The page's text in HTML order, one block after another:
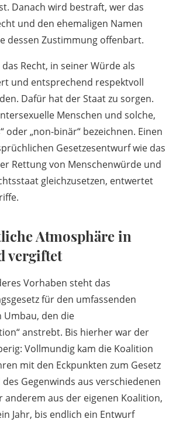
Danach wird bestraft, wer das
und den ehemaligen Namen
dessen Zustimmung offenbart.
Recht, in seiner Würde als
und entsprechend respektvoll
Dafür hat der Staat zu sorgen.
Menschen und solche,
oder „non-binär“ bezeichnen. Einen
Gesetzesentwurf wie das
Rettung von Menschenwürde und
gleichzusetzen, entwertet
Atmosphäre in
vergiftet
Vorhaben steht das
für den umfassenden
Umbau, den die
anstrebt. Bis hierher war der
Vollmundig kam die Koalition
mit den Eckpunkten zum Gesetz
Gegenwinds aus verschiedenen
anderem aus der eigenen Koalition,
Jahr, bis endlich ein Entwurf